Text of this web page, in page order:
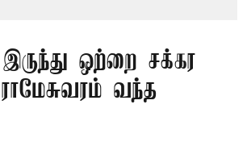
ஒற்றை சக்கர
வந்த